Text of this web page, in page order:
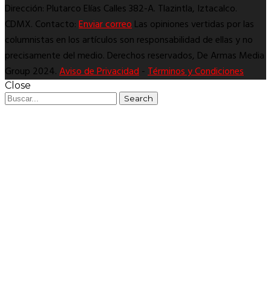
Dirección: Plutarco Elías Calles 382-A. Tlazintla, Iztacalco.
CDMX. Contacto:Enviar correoLas opiniones vertidas por las
columnistas en los artículos son responsabilidad de ellas y no
precisamente del medio. Derechos reservados, De Armas Media
Group 2024.Aviso de Privacidad-Términos y Condiciones
Close